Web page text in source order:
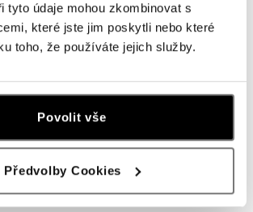
tyto údaje mohou zkombinovat s
které jste jim poskytli nebo které
toho, že používáte jejich služby.
Povolit vše
Předvolby Cookies
Mystic
ALO
Prsten s safírem a diamanty Bright
Joy
od 85 366 Kč
k odběru newsletteru